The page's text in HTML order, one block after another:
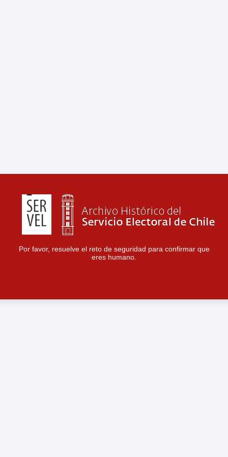
Por favor, resuelve el reto de seguridad para confirmar que
eres humano.